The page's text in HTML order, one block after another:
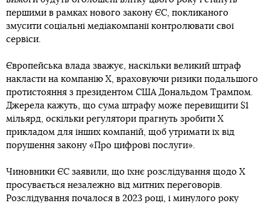
першими в рамках нового закону ЄС, покликаного
змусити соціальні медіакомпанії контролювати свої
сервіси.
Європейська влада зважує, наскільки великий штраф
накласти на компанію X, враховуючи ризики подальшого
протистояння з президентом США Дональдом Трампом.
Джерела кажуть, що сума штрафу може перевищити $1
мільярд, оскільки регулятори прагнуть зробити X
прикладом для інших компаній, щоб утримати їх від
порушення закону «Про цифрові послуги».
Чиновники ЄС заявили, що їхнє розслідування щодо X
просувається незалежно від митних переговорів.
Розслідування почалося в 2023 році, і минулого року